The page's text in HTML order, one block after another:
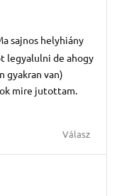
sajnos helyhiány
legyalulni de ahogy
gyakran van)
mire jutottam.
Válasz